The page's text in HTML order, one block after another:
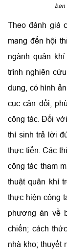
ban
Theo đánh giá
mang đến hội
ngành quân
trình nghiên
dung, có hình
cục cân đối,
công tác. Đối
thí sinh trả lời
thực tiễn. Các
công tác tham
thuật quân khí
thực hiện công
phương án về
chiến; cách
nhà kho; thuyết